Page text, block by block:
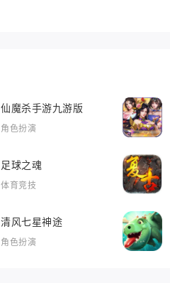
仙魔杀手游九游版
角色扮演
足球之魂
体育竞技
清风七星神途
角色扮演